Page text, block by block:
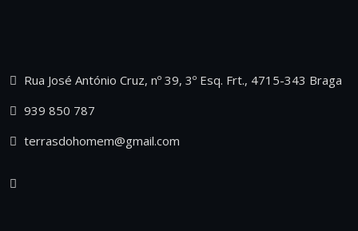
Rua José António Cruz, nº 39, 3º Esq. Frt., 4715-343 Braga
939 850 787
terrasdohomem@gmail.com